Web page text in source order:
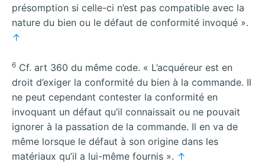
présomption si celle-ci n’est pas compatible avec la
nature du bien ou le défaut de conformité invoqué ».
↑
6 Cf. art 360 du même code. « L’acquéreur est en
droit d’exiger la conformité du bien à la commande. Il
ne peut cependant contester la conformité en
invoquant un défaut qu’il connaissait ou ne pouvait
ignorer à la passation de la commande. Il en va de
même lorsque le défaut à son origine dans les
matériaux qu’il a lui-même fournis ». ↑